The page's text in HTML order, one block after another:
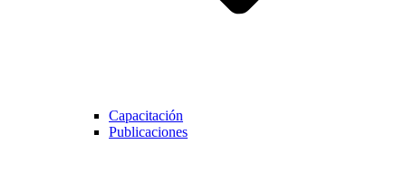
Capacitación
Publicaciones